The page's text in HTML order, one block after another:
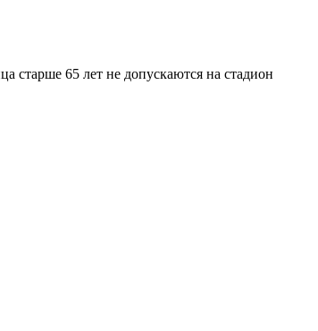
старше 65 лет не допускаются на стадион